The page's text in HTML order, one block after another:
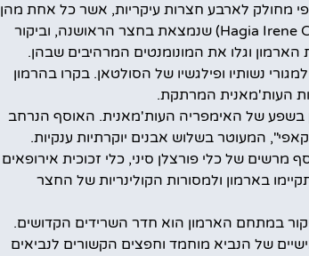
מחולק לארבע חצרות עיקריות, אשר כל אחת מהן
מכילה אתרים מיוחדים ומגוונים. אל תפספסו ביקור בכנסיית אייה איירין (Hagia Irene Church) שנמצאת בחצר הראושנה, וביקור
נשותיו ופילגשיו של הסולטאן. בקרו בהרמון
העות'מאנית המרתקת.
בשפע של האימפריה העות'מאנית. האוסף הנרחב
של כלי פורצלן סיני, כלי זכוכית אירופאים
בארמון ולמסורות הקולינריות של החצר
במתחם הארמון הוא חדר השרידים הקדושים.
של הנביא מוחמד וחפצים הקשורים לנביאים